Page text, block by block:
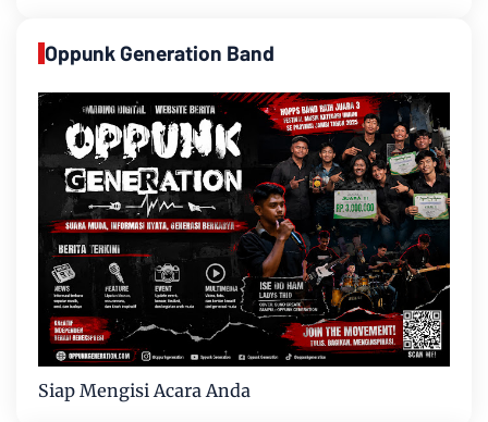
Oppunk Generation Band
Siap Mengisi Acara Anda